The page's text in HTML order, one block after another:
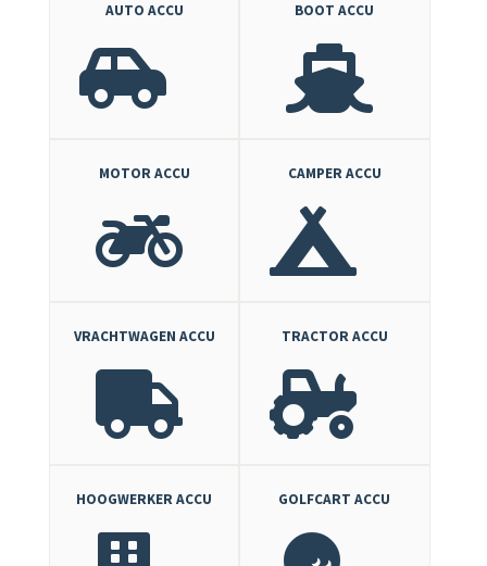
AUTO ACCU BOOT ACCU
MOTOR ACCU CAMPER ACCU
VRACHTWAGEN ACCU TRACTOR ACCU
HOOGWERKER ACCU GOLFCART ACCU